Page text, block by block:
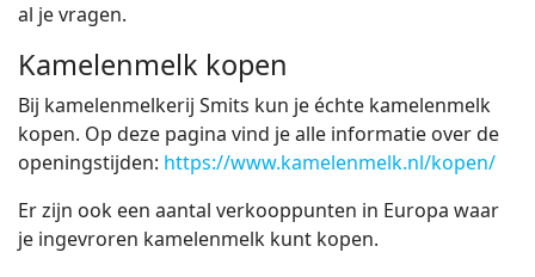
al je vragen.
Kamelenmelk kopen
Bij kamelenmelkerij Smits kun je échte kamelenmelk
kopen. Op deze pagina vind je alle informatie over de
openingstijden: https://www.kamelenmelk.nl/kopen/
Er zijn ook een aantal verkooppunten in Europa waar
je ingevroren kamelenmelk kunt kopen.